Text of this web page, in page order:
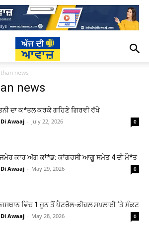
news
news
ਦਾ ਕ*ਤਲ ਕਰਕੇ ਗਹਿਣੇ ਗਿਰਵੀ ਰੱਖੇ
Awaaj - July 22, 2026 0
ਕਾਰ ਅੱਗ ਕਾਂ*ਡ: ਕਾਂਗਰਸੀ ਆਗੂ ਸਮੇਤ 4 ਦੀ ਮੌ*ਤ
Awaaj - May 29, 2026 0
ਵਿੱਚ 1 ਜੂਨ ਤੋਂ ਪੈਟਰੋਲ-ਡੀਜ਼ਲ ਸਪਲਾਈ ‘ਤੇ ਸੰਕਟ
Awaaj - May 28, 2026 0